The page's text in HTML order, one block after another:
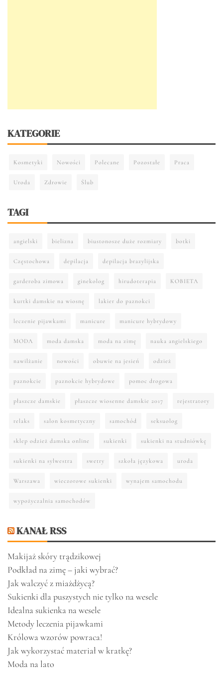
KATEGORIE
Kosmetyki Nowości Polecane Pozostałe Praca
Uroda Zdrowie Ślub
TAGI
angielski bielizna biustonosze duże rozmiary botki
Częstochowa depilacja depilacja brazylijska
garderoba zimowa ginekolog hirudoterapia KOBIETA
kurtki damskie na wiosnę lakier do paznokci
leczenie pijawkami manicure manicure hybrydowy
MODA moda damska moda na zimę nauka angielskiego
nawilżanie nowości obuwie na jesień odzież
paznokcie paznokcie hybrydowe pomoc drogowa
płaszcze damskie płaszcze wiosenne damskie 2017 rejestratory
relaks salon kosmetyczny samochód seksuolog
sklep odzież damska online sukienki sukienki na studniówkę
sukienki na sylwestra swetry szkoła językowa uroda
Warszawa wieczorowe sukienki wynajem samochodu
wypożyczalnia samochodów
KANAŁ RSS
Makijaż skóry trądzikowej
Podkład na zimę – jaki wybrać?
Jak walczyć z miażdżycą?
Sukienki dla puszystych nie tylko na wesele
Idealna sukienka na wesele
Metody leczenia pijawkami
Królowa wzorów powraca!
Jak wykorzystać materiał w kratkę?
Moda na lato